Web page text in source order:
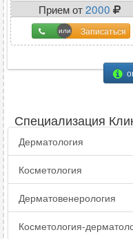
Прием от2000
Записаться
Специализация
Дерматология
Косметология
Дерматовенерология
Косметология-